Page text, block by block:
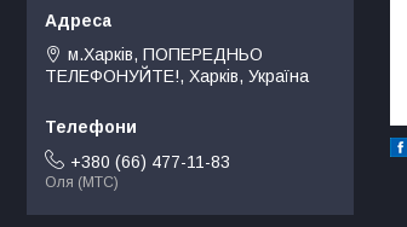
м.Харків, ПОПЕРЕДНЬО
ТЕЛЕФОНУЙТЕ!, Харків, Україна
+380 (66) 477-11-83
Оля (МТС)